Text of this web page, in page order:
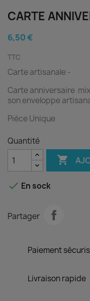
CARTE
6,50 €
TTC
Carte artisanale -
Carte anniversaire
son enveloppe
Pièce Unique
Quantité

 En sock
Partager
Paiement
Livraison rapide